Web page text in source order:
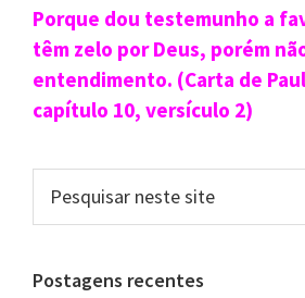
Ellen White:
“O reino da graça foi
pós a queda do homem,
no para a redenção da raça
Sidebar
primária
Porque dou testemunho a
têm zelo por Deus, porém
entendimento. (Carta de
capítulo 10, versículo 2)
neste
Postagens recentes